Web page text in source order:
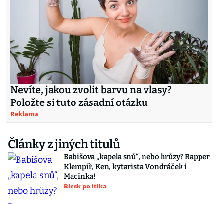
Nevíte, jakou zvolit barvu na vlasy?
Položte si tuto zásadní otázku
Reklama
Články z jiných titulů
Babišova „kapela snů“, nebo hrůzy? Rapper
Klempíř, Ken, kytarista Vondráček i
Macinka!
Blesk politika